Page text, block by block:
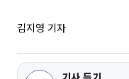
김지영 기자